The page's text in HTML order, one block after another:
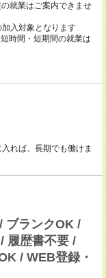
就業はご案内できませ
入対象となります
時間・短期間の就業は
ば、長期でも働けま
ブランクOK /
履歴書不要 /
/ WEB登録・